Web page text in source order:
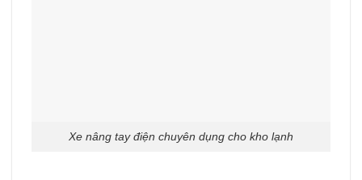
Xe nâng tay điện chuyên dụng cho kho lạnh